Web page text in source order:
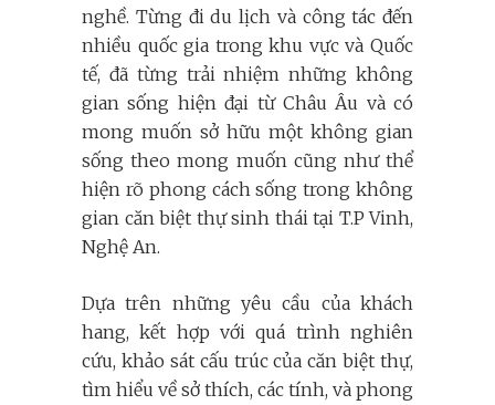
nghề. Từng đi du lịch và công tác đến
nhiều quốc gia trong khu vực và Quốc
tế, đã từng trải nhiệm những không
gian sống hiện đại từ Châu Âu và có
mong muốn sở hữu một không gian
sống theo mong muốn cũng như thể
hiện rõ phong cách sống trong không
gian căn biệt thự sinh thái tại T.P Vinh,
Nghệ An.
Dựa trên những yêu cầu của khách
hang, kết hợp với quá trình nghiên
cứu, khảo sát cấu trúc của căn biệt thự,
tìm hiểu về sở thích, các tính, và phong